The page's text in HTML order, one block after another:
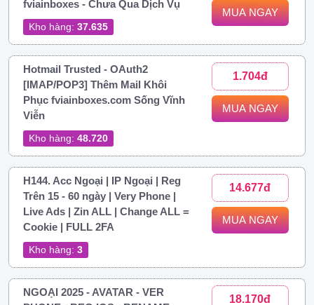
fviainboxes - Chưa Qua Dịch Vụ
Kho hàng: 37.635
MUA NGAY
Hotmail Trusted - OAuth2
[IMAP/POP3] Thêm Mail Khôi
Phục fviainboxes.com Sống Vĩnh
Viễn
Kho hàng: 48.720
1.704đ
MUA NGAY
H144. Acc Ngoại | IP Ngoại | Reg
Trên 15 - 60 ngày | Very Phone |
Live Ads | Zin ALL | Change ALL =
Cookie | FULL 2FA
Kho hàng: 3
14.677đ
MUA NGAY
NGOẠI 2025 - AVATAR - VER
18.170đ